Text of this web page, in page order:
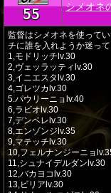
★55 シメオネ
監督はシメオネを使って
チに誰を入れようか迷っ
1,モドリッチlv.30
2,ヴェッラッティlv.30
3,イニエスタlv.30
4,ゴレツカlv.30
5.パウリーニョlv.40
6,ラビオlv.30
7,デンベレlv.30
8,エンゾンジlv.35
9,マテッチlv.30
10,フェルナンジーニョ
11,シュナイデルダンlv.30
12,バカヨコlv.30
13,ビリアlv.30